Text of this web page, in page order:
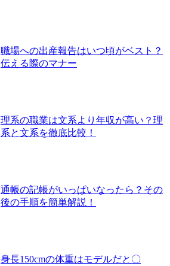
職場への出産報告はいつ頃がベスト？
伝える際のマナー
理系の職業は文系より年収が高い？理
系と文系を徹底比較！
通帳の記帳がいっぱいなったら？その
後の手順を簡単解説！
身長150cmの体重はモデルだと〇